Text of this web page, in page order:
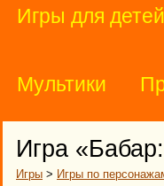
Игры для детей
Мультики
Игра
Игры > Игры по